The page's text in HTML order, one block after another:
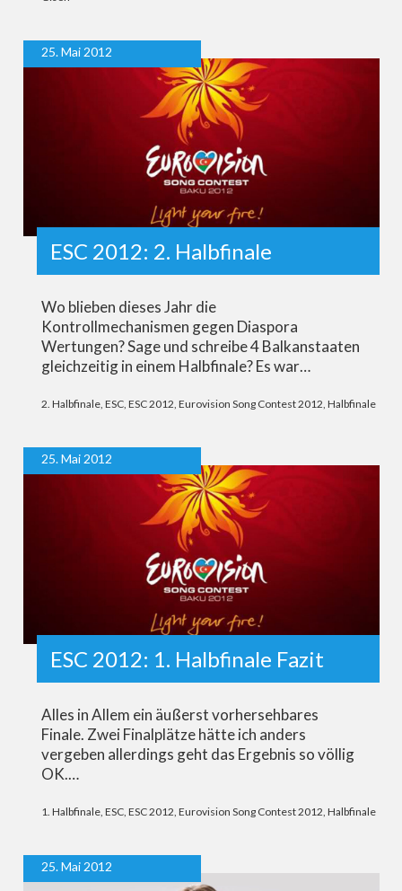
25. Mai 2012
ESC 2012: 2. Halbfinale
Wo blieben dieses Jahr die
Kontrollmechanismen gegen Diaspora
Wertungen? Sage und schreibe 4 Balkanstaaten
gleichzeitig in einem Halbfinale? Es war…
2. Halbfinale, ESC, ESC 2012, Eurovision Song Contest 2012, Halbfinale
25. Mai 2012
ESC 2012: 1. Halbfinale Fazit
Alles in Allem ein äußerst vorhersehbares
Finale. Zwei Finalplätze hätte ich anders
vergeben allerdings geht das Ergebnis so völlig
OK.…
1. Halbfinale, ESC, ESC 2012 Eurovision Song Contest 2012 Halbfinale
25. Mai 2012